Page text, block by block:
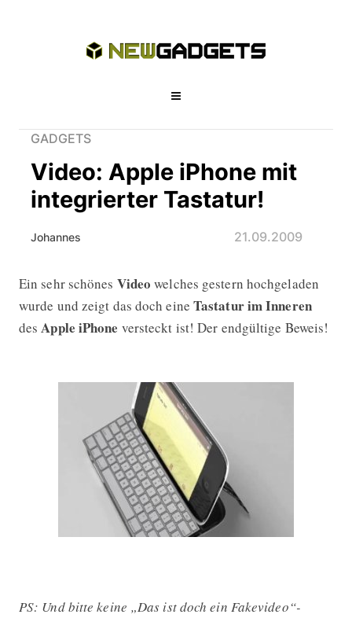
GADGETS
Video: Apple iPhone mit
integrierter Tastatur!
Johannes 21.09.2009
Video: Apple iPhone mit integrierter
Ein sehr schönes Video welches gestern hochgeladen
wurde und zeigt das doch eine Tastatur im Inneren
des Apple iPhone versteckt ist! Der endgültige Beweis!
PS: Und bitte keine „Das ist doch ein Fakevideo“-